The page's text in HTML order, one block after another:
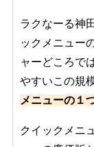
ラクなーる神
ックメニュー
ャーどころで
やすいこの規
メニューの１
クイックメニ